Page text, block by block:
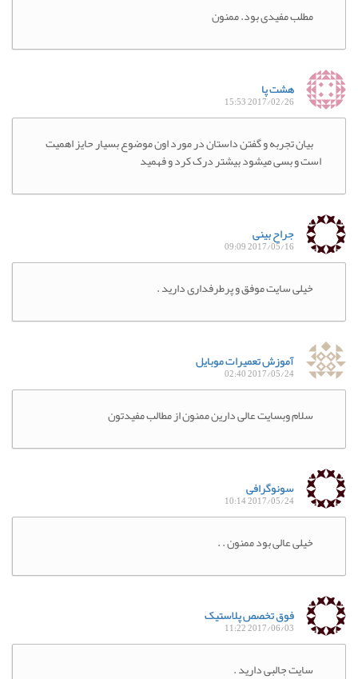
مطلب مفیدی بود. ممنون
هشت پا
2017/02/26 15:53
بیان تجربه و گفتن داستان در مورد اون موضوع بسیار حایز اهمیت
است و بسی میشود بیشتر درک کرد و فهمید
جراح بینی
2017/05/16 09:09
خیلی سایت موفق و پرطرفداری دارید .
آموزش تعمیرات موبایل
2017/05/24 02:40
سلام وبسایت عالی دارین ممنون از مطالب مفیدتون
سونوگرافی
2017/05/24 10:14
خیلی عالی بود ممنون . .
فوق تخصص پلاستیک
2017/06/03 11:22
سایت جالبی دارید .